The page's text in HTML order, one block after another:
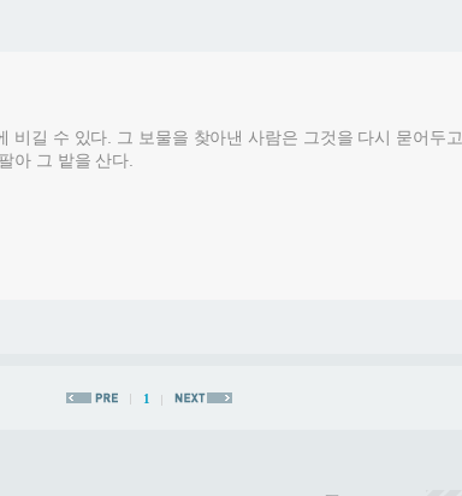
비길 수 있다. 그 보물을 찾아낸 사람은 그것을 다시 묻어두고
아 그 밭을 산다.
1